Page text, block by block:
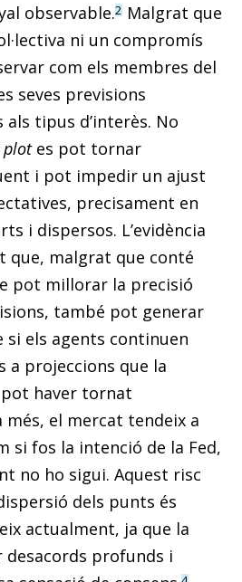
observable.2 Malgrat que
ni un compromís
com els membres del
seves previsions
tipus d’interès. No
es pot tornar
i pot impedir un ajust
precisament en
i dispersos. L’evidència
que, malgrat que conté
pot millorar la precisió
també pot generar
si els agents continuen
a projeccions que la
haver tornat
més, el mercat tendeix a
si fos la intenció de la Fed,
no ho sigui. Aquest risc
dels punts és
actualment, ja que la
profunds i